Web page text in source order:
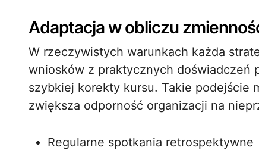
Adaptacja w obliczu
W rzeczywistych warunkach każda
wniosków z praktycznych doświadczeń
szybkiej korekty kursu. Takie podejście
zwiększa odporność organizacji na
Regularne spotkania retrospektywne